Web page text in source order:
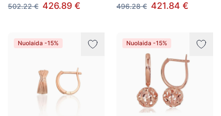
502.22 € 426.89 €
496.28 € 421.84 €
Nuolaida -15% Nuolaida -15%